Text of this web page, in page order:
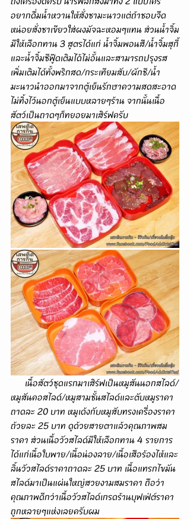
อยากดื่มน้ำหวานให้สั่งชามะนาวแต่ถ้าชอบจืด
หน่อยสั่งชาเขียวใส่ผงมัจฉะหอมๆแทน ส่วนน้ำจิ้ม
มีให้เลือกทาน 3 สูตรได้แก่ น้ำจิ้มพอนสึ/น้ำจิ้มสุกี้
และน้ำจิ้มซีฟู๊ดเติมได้ไม่อั้นและสามารถปรุงรส
เพิ่มเติมได้ทั้งพริกสด/กระเทียมสับ/ผักชี/น้ำ
มะนาวนำออกมาจากตู้เย็นรักษาความสดสะอาด
ไม่ทิ้งไว้นอกตู้เย็นแบบหลายๆร้าน จากนั้นเนื้อ
สัตว์เป็นถาดๆก็ทยอยมาเสิร์ฟครับ
หมูสันคอสไลด์/หมูสามชั้นสไลด์และตับหมูราคา
ถาดละ 20 บาท หมูเด้งกับหมูสับทรงเครื่องราคา
ถ้วยละ 25 บาท ดูด้วยสายตาแล้วคุณภาพสม
ราคา ส่วนเนื้อวัวสไลด์มีให้เลือกทาน 4 รายการ
ได้แก่เนื้อใบพาย/เนื้อน่องลาย/เนื้อเสือร้องไห้และ
ลิ้นวัวสไลด์ราคาถาดละ 25 บาท เนื้อแทรกไขมัน
สไลด์มาเป็นแผ่นใหญ่สวยงามสมราคา ถือว่า
คุณภาพดีกว่าเนื้อวัวสไลด์เกรดร้านบุฟเฟ่ต์ราคา
ถูกหลายๆแห่งเลยครับผม